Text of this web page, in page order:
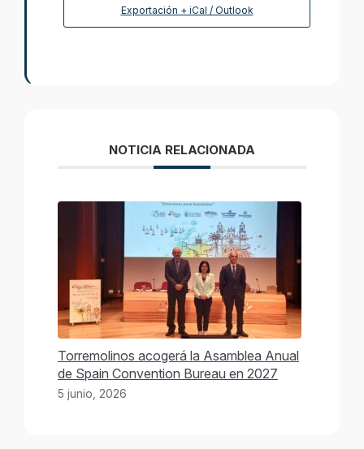
Exportación + iCal / Outlook
NOTICIA RELACIONADA
Torremolinos acogerá la Asamblea Anual
de Spain Convention Bureau en 2027
5 junio, 2026